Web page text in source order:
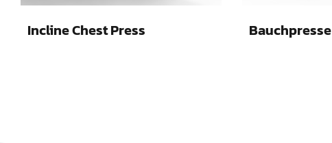
Incline Chest Press Bauchpresse